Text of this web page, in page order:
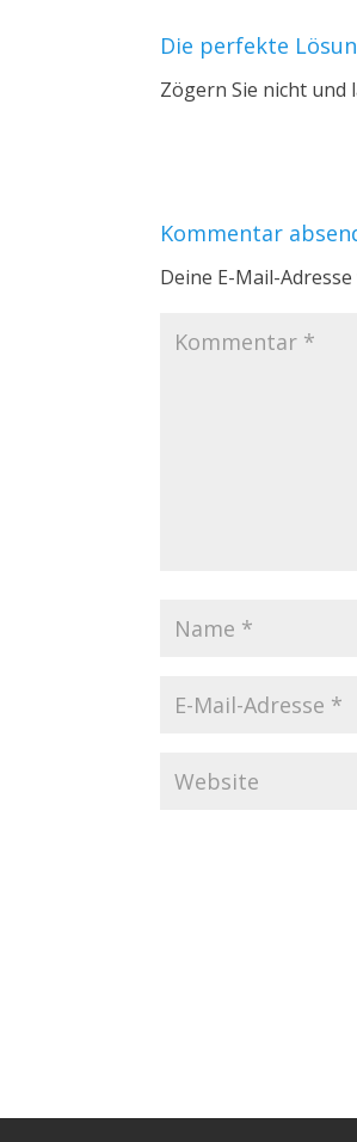
Die perfekte
Zögern Sie nicht und
Kommentar
Deine E-Mail-